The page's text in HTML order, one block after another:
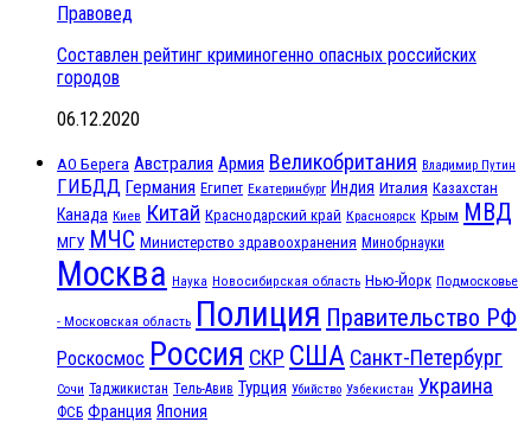
Правовед
Составлен рейтинг криминогенно опасных российских
городов
06.12.2020
АО Берега Австралия Армия Великобритания Владимир Путин
ГИБДД Германия Египет Екатеринбург Индия Италия Казахстан
Канада Киев Китай Краснодарский край Красноярск Крым МВД
МГУ МЧС Министерство здравоохранения Минобрнауки
Москва Наука Новосибирская область Нью-Йорк Подмосковье
- Московская область Полиция Правительство РФ
Роскосмос Россия СКР США Санкт-Петербург
Сочи Таджикистан Тель-Авив Турция Убийство Узбекистан Украина
ФСБ Франция Япония